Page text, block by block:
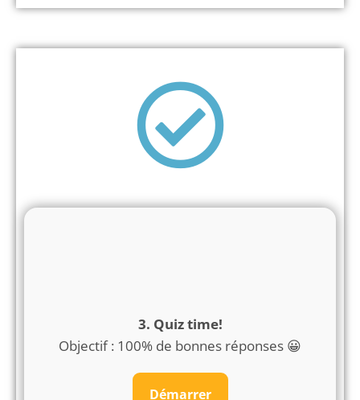
3. Quiz time!
Objectif : 100% de bonnes réponses 😀